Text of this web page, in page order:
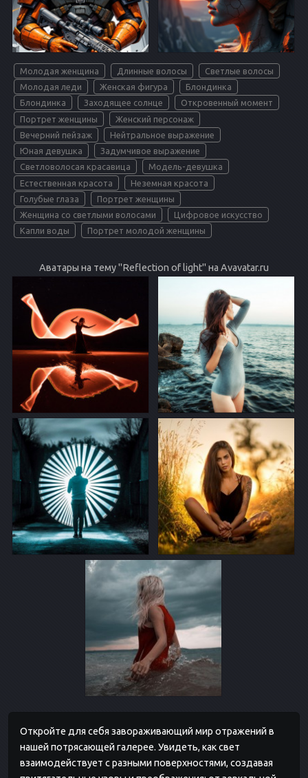
Молодая женщина Длинные волосы
Светлые волосы
Молодая леди
Женская фигура
Блондинка
Блондинка
Заходящее солнце
Откровенный момент
Портрет женщины
Женский персонаж
Вечерний пейзаж
Нейтральное выражение
Юная девушка
Задумчивое выражение
Светловолосая красавица
Модель-девушка
Естественная красота
Неземная красота
Голубые глаза
Портрет женщины
Женщина со светлыми волосами
Цифровое искусство
Капли воды
Портрет молодой женщины
Аватары на тему "Reflection of light" на Avavatar.ru
Откройте для себя завораживающий мир отражений в
нашей потрясающей галерее. Увидеть, как свет
взаимодействует с разными поверхностями, создавая